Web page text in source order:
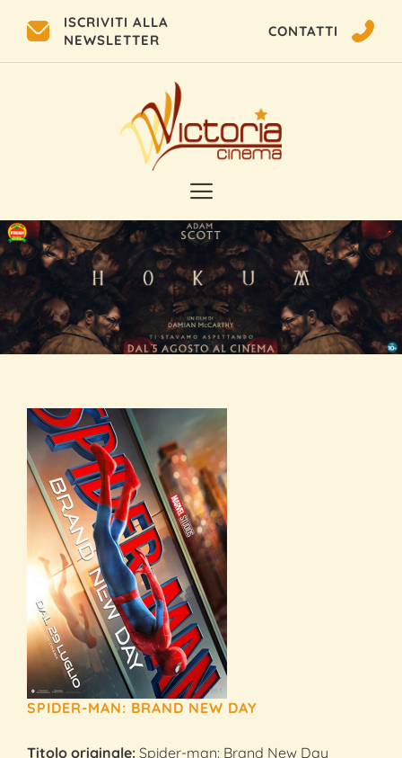
ISCRIVITI ALLA
NEWSLETTER
CONTATTI
SPIDER-MAN: BRAND NEW DAY
Titolo originale: Spider-man: Brand New Day